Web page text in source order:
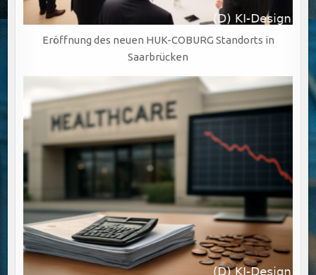
Eröffnung des neuen HUK-COBURG Standorts in
Saarbrücken